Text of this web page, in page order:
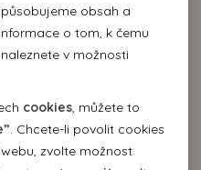
obsah a
o tom, k čemu
v možnosti
cookies, můžete to
. Chcete-li povolit cookies
zvolte možnost
funkce jako navigace
sekcím webové stránky.
fungovat bez těchto
měřit návštěvnost